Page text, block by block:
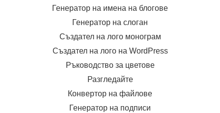
Генератор на имена на блогове
Генератор на слоган
Създател на лого монограм
Създател на лого на WordPress
Ръководство за цветове
Разгледайте
Конвертор на файлове
Генератор на подписи